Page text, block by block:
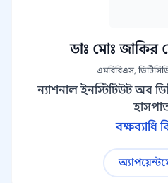
ডাঃ মোঃ জাকির
এমবিবিএস,
ন্যাশনাল ইনস্টিটিউট অব
বক্ষব্যাধি